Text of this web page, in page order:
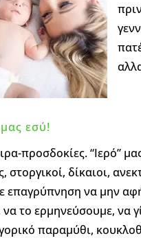
εσύ!
προσδοκίες.
στοργικοί, δίκαιοι,
επαγρύπνηση να μην
το ερμηνεύσουμε, να
παραμύθι,